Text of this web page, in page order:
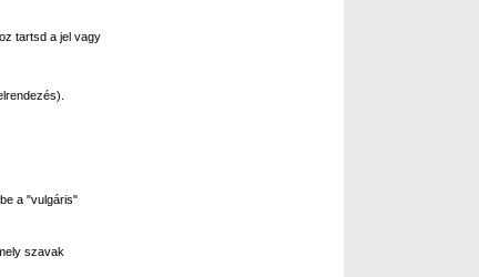
tartsd a jel vagy
a "vulgáris"
szavak